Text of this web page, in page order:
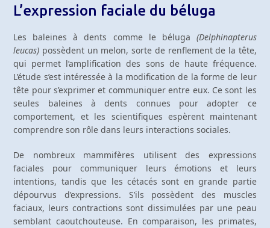
L’expression faciale du béluga
Les baleines à dents comme le béluga (Delphinapterus
leucas) possèdent un melon, sorte de renflement de la tête,
qui permet l’amplification des sons de haute fréquence.
L’étude s’est intéressée à la modification de la forme de leur
tête pour s’exprimer et communiquer entre eux. Ce sont les
seules baleines à dents connues pour adopter ce
comportement, et les scientifiques espèrent maintenant
comprendre son rôle dans leurs interactions sociales.
De nombreux mammifères utilisent des expressions
faciales pour communiquer leurs émotions et leurs
intentions, tandis que les cétacés sont en grande partie
dépourvus d’expressions. S’ils possèdent des muscles
faciaux, leurs contractions sont dissimulées par une peau
semblant caoutchouteuse. En comparaison, les primates,